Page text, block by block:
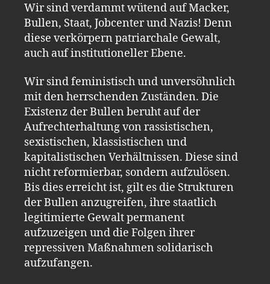
Wir sind verdammt wütend auf Macker,
Bullen, Staat, Jobcenter und Nazis! Denn
diese verkörpern patriarchale Gewalt,
auch auf institutioneller Ebene.
Wir sind feministisch und unversöhnlich
mit den herrschenden Zuständen. Die
Existenz der Bullen beruht auf der
Aufrechterhaltung von rassistischen,
sexistischen, klassistischen und
kapitalistischen Verhältnissen. Diese sind
nicht reformierbar, sondern aufzulösen.
Bis dies erreicht ist, gilt es die Strukturen
der Bullen anzugreifen, ihre staatlich
legitimierte Gewalt permanent
aufzuzeigen und die Folgen ihrer
repressiven Maßnahmen solidarisch
aufzufangen.